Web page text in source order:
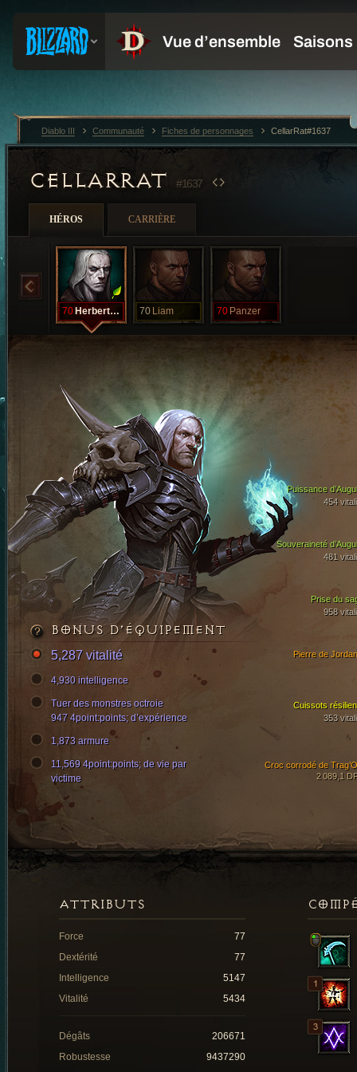
CELLARRAT #1637
HÉROS CARRIÈRE
70 HerbertWest 70 Liam 70 Panzer
Souveraineté
481
Prise du
958
Puissance
454
Cuissots
353
Croc corrodé de
2 089,1
Pierre de
BONUS D’ÉQUIPEMENT
5,287 vitalité
4,930 intelligence
Tuer des monstres octroie
947 4point:points; d’expérience
1,873 armure
11,569 4point:points; de vie par
victime
ATTRIBUTS
Force
77
Dextérité
77
Intelligence
5147
Vitalité
5434
Dégâts
206671
Robustesse
9437290
Diablo III Communauté Fiches de personnages CellarRat#1637